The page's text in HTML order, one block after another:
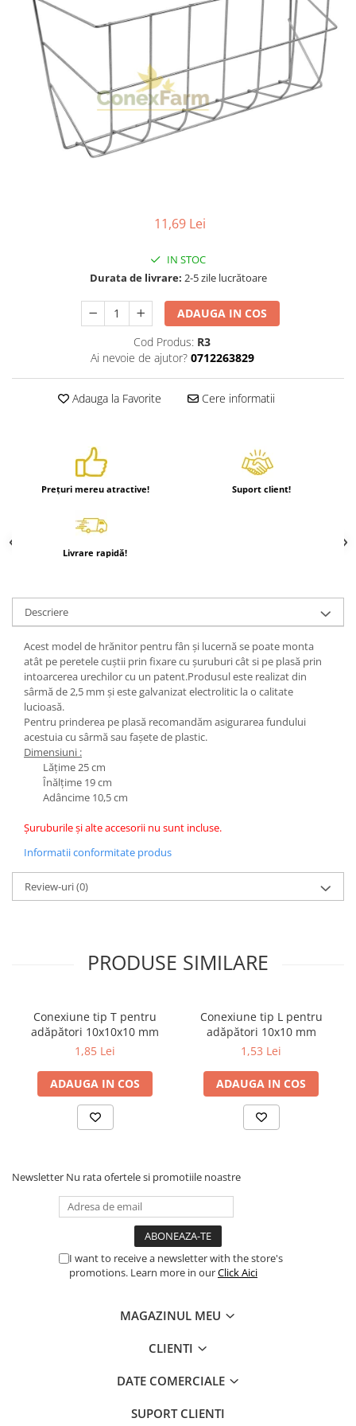
11,69 Lei
IN STOC
Durata de livrare: 2-5 zile lucrătoare
ADAUGA IN COS
Cod Produs: R3
Ai nevoie de ajutor? 0712263829
Adauga la Favorite Cere informatii
Prețuri mereu atractive! Suport client!
Livrare rapidă!
Descriere
Acest model de hrănitor pentru fân și lucernă se poate monta
atât pe peretele cuștii prin fixare cu șuruburi cât si pe plasă prin
intoarcerea urechilor cu un patent.Produsul este realizat din
sârmă de 2,5 mm și este galvanizat electrolitic la o calitate
lucioasă.
Pentru prinderea pe plasă recomandăm asigurarea fundului
acestuia cu sârmă sau fașete de plastic.
Dimensiuni :
Lățime 25 cm
Înălțime 19 cm
Adâncime 10,5 cm
Șuruburile și alte accesorii nu sunt incluse.
Informatii conformitate produs
Review-uri(0)
PRODUSE SIMILARE
Conexiune tip T pentru
adăpători 10x10x10 mm
1,85 Lei
ADAUGA IN COS
Conexiune tip L pentru
adăpători 10x10 mm
1,53 Lei
ADAUGA IN COS
Newsletter Nu rata ofertele si promotiile noastre
I want to receive a newsletter with the store's
promotions. Learn more in ourClick Aici
MAGAZINUL MEU
CLIENTI
DATE COMERCIALE
SUPORT CLIENTI